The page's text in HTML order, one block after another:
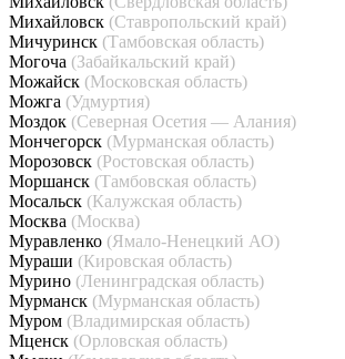
Михайловск (Ставропольский край)
Мичуринск (Тамбовская область)
Могоча (Забайкальский край)
Можайск (Московская область)
Можга (Удмуртия)
Моздок (Северная Осетия — Алания)
Мончегорск (Мурманская область)
Морозовск (Ростовская область)
Моршанск (Тамбовская область)
Мосальск (Калужская область)
Москва (Москва)
Муравленко (Ямало-Ненецкий АО)
Мураши (Кировская область)
Мурино (Ленинградская область)
Мурманск (Мурманская область)
Муром (Владимирская область)
Мценск (Орловская область)